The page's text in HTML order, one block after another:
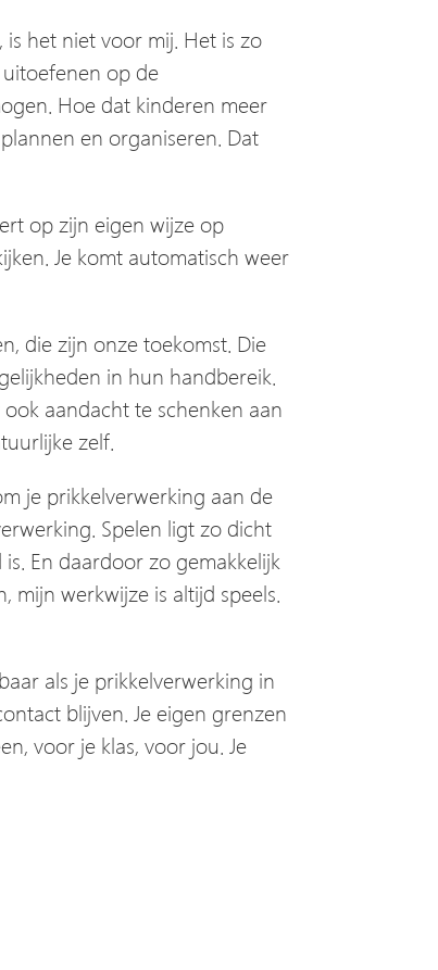
het niet voor mij. Het is zo
op de
Hoe dat kinderen meer
en organiseren. Dat
op zijn eigen wijze op
Je komt automatisch weer
die zijn onze toekomst. Die
in hun handbereik.
aandacht te schenken aan
zelf.
je prikkelverwerking aan de
Spelen ligt zo dicht
En daardoor zo gemakkelijk
werkwijze is altijd speels.
als je prikkelverwerking in
blijven. Je eigen grenzen
voor je klas, voor jou. Je